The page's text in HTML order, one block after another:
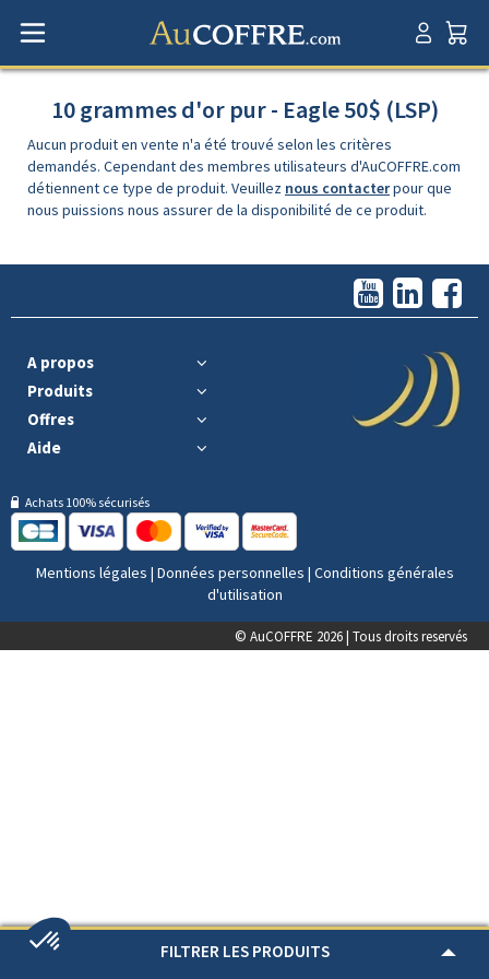
FILTRER LES PRODUITS
10 grammes d'or pur - Eagle 50$ (LSP)
Aucun produit en vente n'a été trouvé selon les critères
demandés. Cependant des membres utilisateurs d'AuCOFFRE.com
détiennent ce type de produit. Veuillez nous contacterpour que
nous puissions nous assurer de la disponibilité de ce produit.
A propos
Produits
Offres
Aide
Achats 100% sécurisés
Mentions légales | Données personnelles | Conditions générales
d'utilisation
© AuCOFFRE 2026 | Tous droits reservés